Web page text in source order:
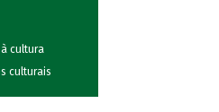
à cultura
culturais